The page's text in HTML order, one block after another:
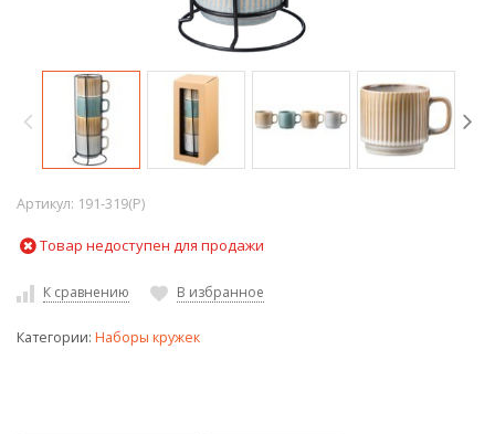
Артикул: 191-319(P)
Товар недоступен для продажи
К сравнению В избранное
Категории: Наборы кружек